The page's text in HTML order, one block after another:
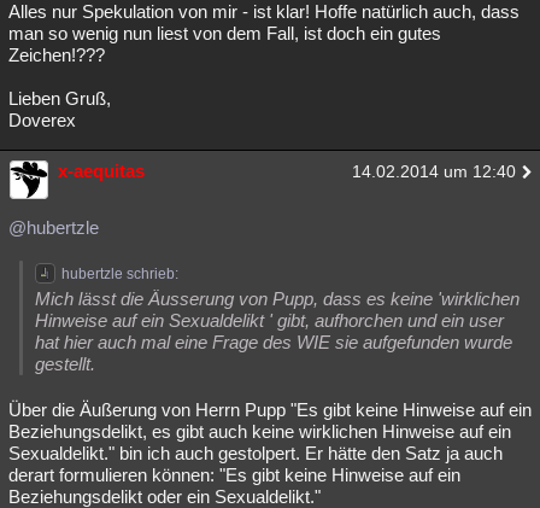
Alles nur Spekulation von mir - ist klar! Hoffe natürlich auch, dass
man so wenig nun liest von dem Fall, ist doch ein gutes
Zeichen!???
Lieben Gruß,
Doverex
x-aequitas 14.02.2014 um 12:40
@hubertzle
hubertzle schrieb:
Mich lässt die Äusserung von Pupp, dass es keine 'wirklichen
Hinweise auf ein Sexualdelikt ' gibt, aufhorchen und ein user
hat hier auch mal eine Frage des WIE sie aufgefunden wurde
gestellt.
Über die Äußerung von Herrn Pupp "Es gibt keine Hinweise auf ein
Beziehungsdelikt, es gibt auch keine wirklichen Hinweise auf ein
Sexualdelikt." bin ich auch gestolpert. Er hätte den Satz ja auch
derart formulieren können: "Es gibt keine Hinweise auf ein
Beziehungsdelikt oder ein Sexualdelikt."